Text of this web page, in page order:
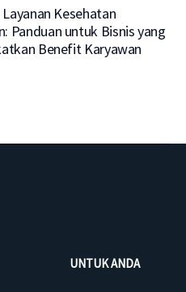
Kesehatan
Panduan untuk Bisnis yang
Benefit Karyawan
UNTUK ANDA